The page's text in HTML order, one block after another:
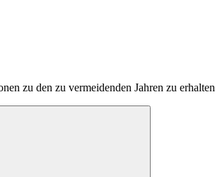
zu den zu vermeidenden Jahren zu erhalten